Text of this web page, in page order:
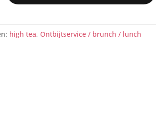
high tea, Ontbijtservice / brunch / lunch